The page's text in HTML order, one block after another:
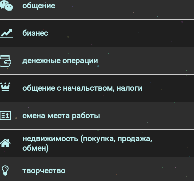
общение
бизнес
денежные операции
общение с начальством, налоги
смена места работы
недвижимость (покупка, продажа,
обмен)
творчество